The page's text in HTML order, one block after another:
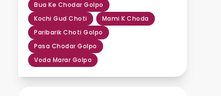
Bua Ke Chodar Golpo
Kochi Gud Choti Mami K Choda
Paribarik Choti Golpo
Pasa Chodar Golpo
Voda Marar Golpo